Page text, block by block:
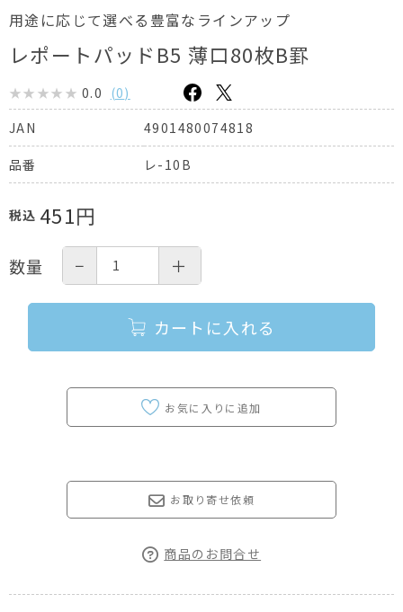
用途に応じて選べる豊富なラインアップ
レポートパッドB5 薄口80枚B罫
0.0 (0)
JAN
4901480074818
品番 レ-10B
税込 451円
数量 − ＋
カートに入れる
お取り寄せ依頼
商品のお問合せ